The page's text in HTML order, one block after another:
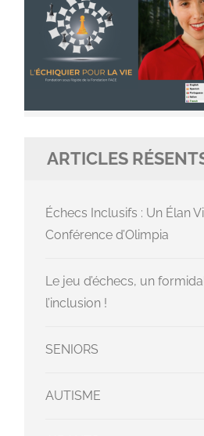
ARTICLES
Échecs Inclusifs : Un Élan
Conférence d’Olimpia
Le jeu d’échecs, un
l’inclusion !
SENIORS
AUTISME